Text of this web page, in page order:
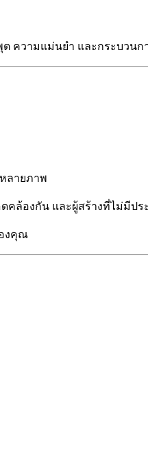
พุต ความแม่นยำ และกระบวน
ลายภาพ
คล้องกัน และผู้สร้างที่ไม่มีป
งคุณ